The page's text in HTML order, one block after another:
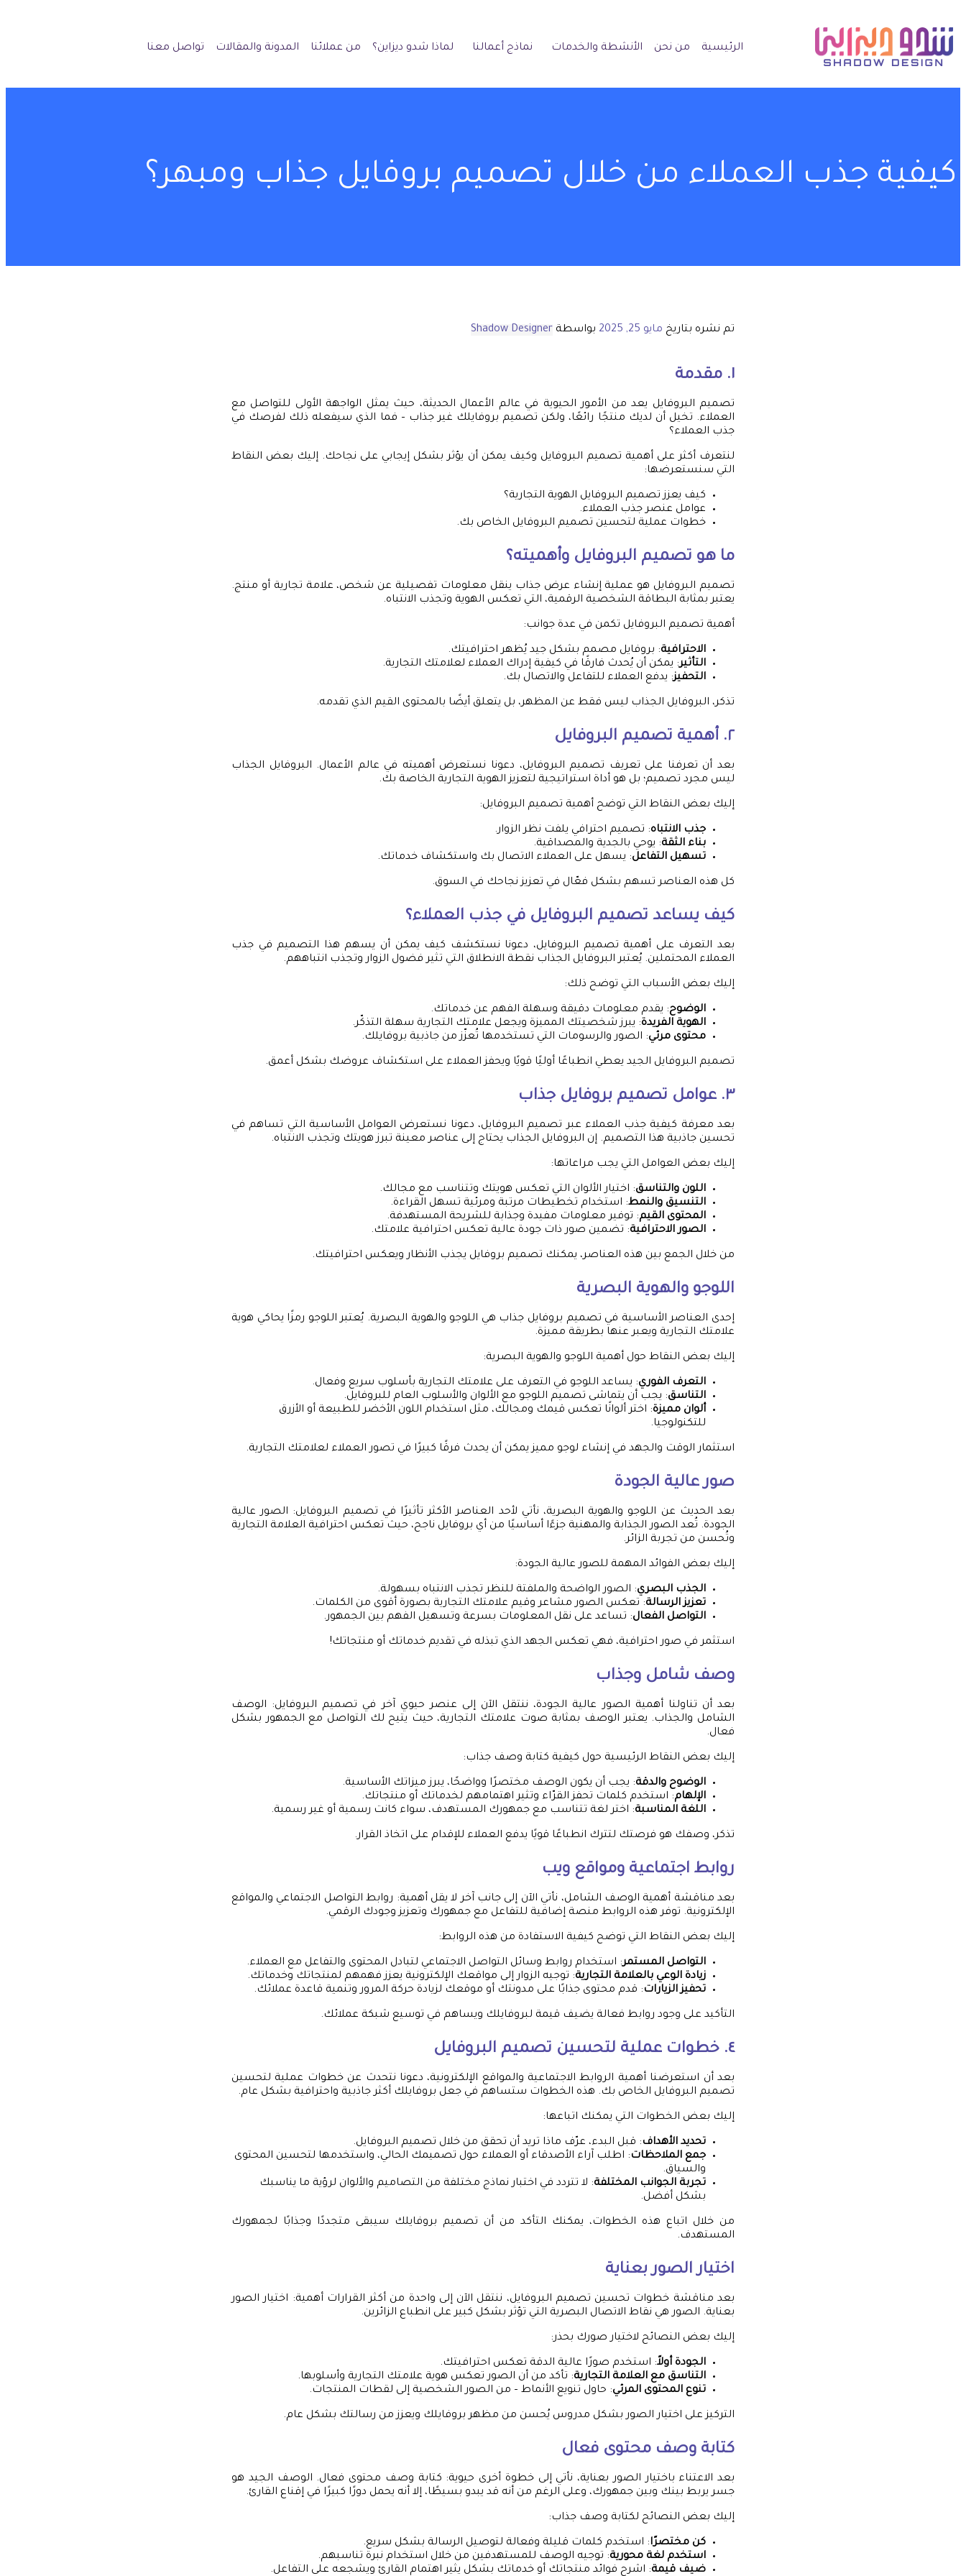
الرئيسية من نحن الأنشطة والخدمات نماذج أعمالنا لماذا شدو ديزاين؟ من عملائنا المدونة والمقالات تواصل معنا
كيفية جذب العملاء من خلال تصميم بروفايل جذاب ومبهر؟
تم نشره بتاريخ مايو 25, 2025 بواسطة Shadow Designer
١. مقدمة
تصميم البروفايل يعد من الأمور الحيوية في عالم الأعمال الحديثة، حيث يمثل الواجهة الأولى للتواصل مع
العملاء. تخيل أن لديك منتجًا رائعًا، ولكن تصميم بروفايلك غير جذاب – فما الذي سيفعله ذلك لفرصك في
جذب العملاء؟
لنتعرف أكثر على أهمية تصميم البروفايل وكيف يمكن أن يؤثر بشكل إيجابي على نجاحك. إليك بعض النقاط
التي سنستعرضها:
كيف يعزز تصميم البروفايل الهوية التجارية؟
عوامل عنصر جذب العملاء.
خطوات عملية لتحسين تصميم البروفايل الخاص بك.
ما هو تصميم البروفايل وأهميته؟
تصميم البروفايل هو عملية إنشاء عرض جذاب ينقل معلومات تفصيلية عن شخص، علامة تجارية أو منتج.
يعتبر بمثابة البطاقة الشخصية الرقمية، التي تعكس الهوية وتجذب الانتباه.
أهمية تصميم البروفايل تكمن في عدة جوانب:
الاحترافية: بروفايل مصمم بشكل جيد يُظهر احترافيتك.
التأثير: يمكن أن يُحدث فارقًا في كيفية إدراك العملاء لعلامتك التجارية.
التحفيز: يدفع العملاء للتفاعل والاتصال بك.
تذكر، البروفايل الجذاب ليس فقط عن المظهر، بل يتعلق أيضًا بالمحتوى القيم الذي تقدمه.
٢. أهمية تصميم البروفايل
بعد أن تعرفنا على تعريف تصميم البروفايل، دعونا نستعرض أهميته في عالم الأعمال. البروفايل الجذاب
ليس مجرد تصميم؛ بل هو أداة استراتيجية لتعزيز الهوية التجارية الخاصة بك.
إليك بعض النقاط التي توضح أهمية تصميم البروفايل:
جذب الانتباه: تصميم احترافي يلفت نظر الزوار.
بناء الثقة: يوحي بالجدية والمصداقية.
تسهيل التفاعل: يسهل على العملاء الاتصال بك واستكشاف خدماتك.
كل هذه العناصر تسهم بشكل فعّال في تعزيز نجاحك في السوق.
كيف يساعد تصميم البروفايل في جذب العملاء؟
بعد التعرف على أهمية تصميم البروفايل، دعونا نستكشف كيف يمكن أن يسهم هذا التصميم في جذب
العملاء المحتملين. يُعتبر البروفايل الجذاب نقطة الانطلاق التي تثير فضول الزوار وتجذب انتباههم.
إليك بعض الأسباب التي توضح ذلك:
الوضوح: يقدم معلومات دقيقة وسهلة الفهم عن خدماتك.
الهوية الفريدة: يبرز شخصيتك المميزة ويجعل علامتك التجارية سهلة التذكّر.
محتوى مرئي: الصور والرسومات التي تستخدمها تُعزّز من جاذبية بروفايلك.
تصميم البروفايل الجيد يعطي انطباعًا أوليًا قويًا ويحفز العملاء على استكشاف عروضك بشكل أعمق.
٣. عوامل تصميم بروفايل جذاب
بعد معرفة كيفية جذب العملاء عبر تصميم البروفايل، دعونا نستعرض العوامل الأساسية التي تساهم في
تحسين جاذبية هذا التصميم. إن البروفايل الجذاب يحتاج إلى عناصر معينة تبرز هويتك وتجذب الانتباه.
إليك بعض العوامل التي يجب مراعاتها:
اللون والتناسق: اختيار الألوان التي تعكس هويتك وتتناسب مع مجالك.
التنسيق والنمط: استخدام تخطيطات مرتبة ومرئية تسهل القراءة.
المحتوى القيم: توفير معلومات مفيدة وجذابة للشريحة المستهدفة.
الصور الاحترافية: تضمين صور ذات جودة عالية تعكس احترافية علامتك.
من خلال الجمع بين هذه العناصر، يمكنك تصميم بروفايل يجذب الأنظار ويعكس احترافيتك.
اللوجو والهوية البصرية
إحدى العناصر الأساسية في تصميم بروفايل جذاب هي اللوجو والهوية البصرية. يُعتبر اللوجو رمزًا يحاكي هوية
علامتك التجارية ويعبر عنها بطريقة مميزة.
إليك بعض النقاط حول أهمية اللوجو والهوية البصرية:
التعرف الفوري: يساعد اللوجو في التعرف على علامتك التجارية بأسلوب سريع وفعال.
التناسق: يجب أن يتماشى تصميم اللوجو مع الألوان والأسلوب العام للبروفايل.
ألوان مميزة: اختر ألوانًا تعكس قيمك ومجالك، مثل استخدام اللون الأخضر للطبيعة أو الأزرق
للتكنولوجيا.
استثمار الوقت والجهد في إنشاء لوجو مميز يمكن أن يحدث فرقًا كبيرًا في تصور العملاء لعلامتك التجارية.
صور عالية الجودة
بعد الحديث عن اللوجو والهوية البصرية، نأتي لأحد العناصر الأكثر تأثيرًا في تصميم البروفايل: الصور عالية
الجودة. تُعد الصور الجذابة والمهنية جزءًا أساسيًا من أي بروفايل ناجح، حيث تعكس احترافية العلامة التجارية
وتُحسن من تجربة الزائر.
إليك بعض الفوائد المهمة للصور عالية الجودة:
الجذب البصري: الصور الواضحة والملفتة للنظر تجذب الانتباه بسهولة.
تعزيز الرسالة: تعكس الصور مشاعر وقيم علامتك التجارية بصورة أقوى من الكلمات.
التواصل الفعال: تساعد على نقل المعلومات بسرعة وتسهيل الفهم بين الجمهور.
استثمر في صور احترافية، فهي تعكس الجهد الذي تبذله في تقديم خدماتك أو منتجاتك!
وصف شامل وجذاب
بعد أن تناولنا أهمية الصور عالية الجودة، ننتقل الآن إلى عنصر حيوي آخر في تصميم البروفايل: الوصف
الشامل والجذاب. يعتبر الوصف بمثابة صوت علامتك التجارية، حيث يتيح لك التواصل مع الجمهور بشكل
فعال.
إليك بعض النقاط الرئيسية حول كيفية كتابة وصف جذاب:
الوضوح والدقة: يجب أن يكون الوصف مختصرًا وواضحًا، يبرز ميزاتك الأساسية.
الإلهام: استخدم كلمات تحفز القرّاء وتثير اهتمامهم لخدماتك أو منتجاتك.
اللغة المناسبة: اختر لغة تتناسب مع جمهورك المستهدف، سواء كانت رسمية أو غير رسمية.
تذكر، وصفك هو فرصتك لتترك انطباعًا قويًا يدفع العملاء للإقدام على اتخاذ القرار.
روابط اجتماعية ومواقع ويب
بعد مناقشة أهمية الوصف الشامل، نأتي الآن إلى جانب آخر لا يقل أهمية: روابط التواصل الاجتماعي والمواقع
الإلكترونية. توفر هذه الروابط منصة إضافية للتفاعل مع جمهورك وتعزيز وجودك الرقمي.
إليك بعض النقاط التي توضح كيفية الاستفادة من هذه الروابط:
التواصل المستمر: استخدام روابط وسائل التواصل الاجتماعي لتبادل المحتوى والتفاعل مع العملاء.
زيادة الوعي بالعلامة التجارية: توجيه الزوار إلى مواقعك الإلكترونية يعزز فهمهم لمنتجاتك وخدماتك.
تحفيز الزيارات: قدم محتوى جذابًا على مدونتك أو موقعك لزيادة حركة المرور وتنمية قاعدة عملائك.
التأكيد على وجود روابط فعالة يضيف قيمة لبروفايلك ويساهم في توسيع شبكة عملائك.
٤. خطوات عملية لتحسين تصميم البروفايل
بعد أن استعرضنا أهمية الروابط الاجتماعية والمواقع الإلكترونية، دعونا نتحدث عن خطوات عملية لتحسين
تصميم البروفايل الخاص بك. هذه الخطوات ستساهم في جعل بروفايلك أكثر جاذبية واحترافية بشكل عام.
إليك بعض الخطوات التي يمكنك اتباعها:
تحديد الأهداف: قبل البدء، عرّف ماذا تريد أن تحقق من خلال تصميم البروفايل.
جمع الملاحظات: اطلب آراء الأصدقاء أو العملاء حول تصميمك الحالي، واستخدمها لتحسين المحتوى
والسياق.
تجربة الجوانب المختلفة: لا تتردد في اختبار نماذج مختلفة من التصاميم والألوان لرؤية ما يناسبك
بشكل أفضل.
من خلال اتباع هذه الخطوات، يمكنك التأكد من أن تصميم بروفايلك سيبقى متجددًا وجذابًا لجمهورك
المستهدف.
اختيار الصور بعناية
بعد مناقشة خطوات تحسين تصميم البروفايل، ننتقل الآن إلى واحدة من أكثر القرارات أهمية: اختيار الصور
بعناية. الصور هي نقاط الاتصال البصرية التي تؤثر بشكل كبير على انطباع الزائرين.
إليك بعض النصائح لاختيار صورك بحذر:
الجودة أولاً: استخدم صورًا عالية الدقة تعكس احترافيتك.
التناسق مع العلامة التجارية: تأكد من أن الصور تعكس هوية علامتك التجارية وأسلوبها.
تنوع المحتوى المرئي: حاول تنويع الأنماط – من الصور الشخصية إلى لقطات المنتجات.
التركيز على اختيار الصور بشكل مدروس يُحسن من مظهر بروفايلك ويعزز من رسالتك بشكل عام.
كتابة وصف محتوى فعال
بعد الاعتناء باختيار الصور بعناية، نأتي إلى خطوة أخرى حيوية: كتابة وصف محتوى فعال. الوصف الجيد هو
جسر يربط بينك وبين جمهورك، وعلى الرغم من أنه قد يبدو بسيطًا، إلا أنه يحمل دورًا كبيرًا في إقناع القارئ.
إليك بعض النصائح لكتابة وصف جذاب:
كن مختصرًا: استخدم كلمات قليلة وفعالة لتوصيل الرسالة بشكل سريع.
استخدم لغة محورية: توجيه الوصف للمستهدفين من خلال استخدام نبرة تناسبهم.
ضيف قيمة: اشرح فوائد منتجاتك أو خدماتك بشكل يثير اهتمام القارئ ويشجعه على التفاعل.